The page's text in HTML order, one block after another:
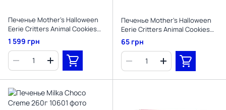
Печенье Mother's Halloween
Eerie Critters Animal Cookies
30шт х 14г
1 599 грн
Печенье Mother's Halloween
Eerie Critters Animal Cookies
14г
65 грн